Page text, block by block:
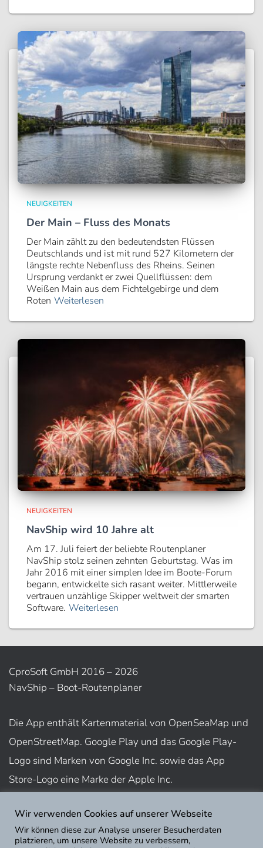
NEUIGKEITEN
Der Main – Fluss des Monats
Der Main zählt zu den bedeutendsten Flüssen
Deutschlands und ist mit rund 527 Kilometern der
längste rechte Nebenfluss des Rheins. Seinen
Ursprung verdankt er zwei Quellflüssen: dem
Weißen Main aus dem Fichtelgebirge und dem
Roten Weiterlesen
NEUIGKEITEN
NavShip wird 10 Jahre alt
Am 17. Juli feiert der beliebte Routenplaner
NavShip stolz seinen zehnten Geburtstag. Was im
Jahr 2016 mit einer simplen Idee im Boote-Forum
begann, entwickelte sich rasant weiter. Mittlerweile
vertrauen unzählige Skipper weltweit der smarten
Software. Weiterlesen
CproSoft GmbH 2016 – 2026
NavShip – Boot-Routenplaner
Die App enthält Kartenmaterial von OpenSeaMap und
OpenStreetMap. Google Play und das Google Play-
Logo sind Marken von Google Inc. sowie das App
Store-Logo eine Marke der Apple Inc.
Nutzungsbedingungen
Impressum
Wir verwenden Cookies auf unserer Webseite
Wir können diese zur Analyse unserer Besucherdaten
platzieren, um unsere Website zu verbessern,